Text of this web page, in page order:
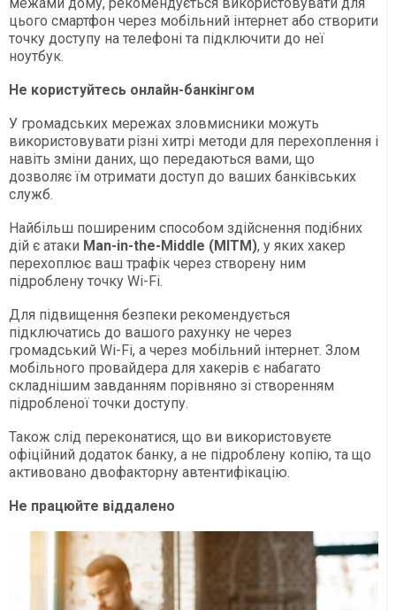
цього смартфон через мобільний інтернет або створити
точку доступу на телефоні та підключити до неї
ноутбук.
Не користуйтесь онлайн-банкінгом
У громадських мережах зловмисники можуть
використовувати різні хитрі методи для перехоплення і
навіть зміни даних, що передаються вами, що
дозволяє їм отримати доступ до ваших банківських
служб.
Найбільш поширеним способом здійснення подібних
дій є атаки Man-in-the-Middle (MITM), у яких хакер
перехоплює ваш трафік через створену ним
підроблену точку Wi-Fi.
Для підвищення безпеки рекомендується
підключатись до вашого рахунку не через
громадський Wi-Fi, а через мобільний інтернет. Злом
мобільного провайдера для хакерів є набагато
складнішим завданням порівняно зі створенням
підробленої точки доступу.
Також слід переконатися, що ви використовуєте
офіційний додаток банку, а не підроблену копію, та що
активовано двофакторну автентифікацію.
Не працюйте віддалено